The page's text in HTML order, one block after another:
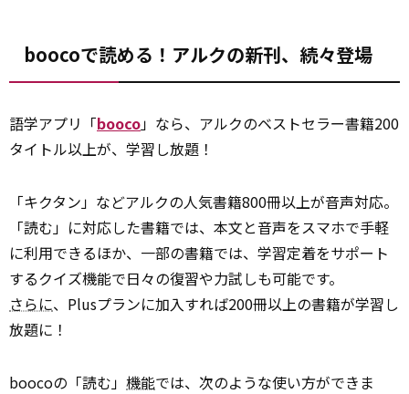
boocoで読める！アルクの新刊、続々登場
語学アプリ「booco」なら、アルクのベストセラー書籍200
タイトル以上が、学習し放題！
「キクタン」などアルクの人気書籍800冊以上が音声対応。
「読む」に対応した書籍では、本文と音声をスマホで手軽
に利用できるほか、一部の書籍では、学習定着をサポート
するクイズ機能で日々の復習や力試しも可能です。
さらに、Plusプランに加入すれば200冊以上の書籍が学習し
放題に！
boocoの「読む」 機能では、次のような使い方ができま